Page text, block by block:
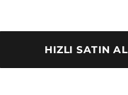
HIZLI SATIN AL